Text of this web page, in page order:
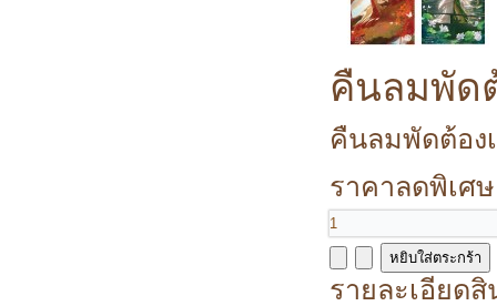
คืนลมพัด
คืนลมพัดต้อง
ราคาลดพิเศ
รายละเอียด